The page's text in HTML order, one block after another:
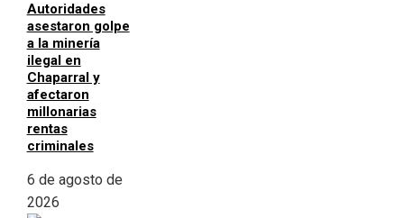
Autoridades
asestaron golpe
a la minería
ilegal en
Chaparral y
afectaron
millonarias
rentas
criminales
6 de agosto de
2026